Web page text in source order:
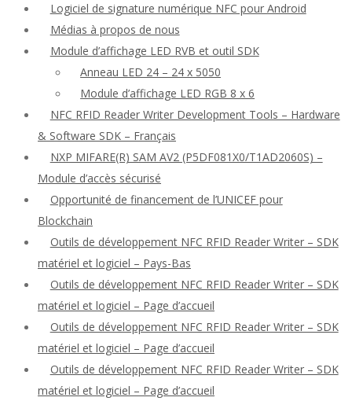
Logiciel de signature numérique NFC pour Android
Médias à propos de nous
Module d’affichage LED RVB et outil SDK
Anneau LED 24 – 24 x 5050
Module d’affichage LED RGB 8 x 6
NFC RFID Reader Writer Development Tools – Hardware
& Software SDK – Français
NXP MIFARE(R) SAM AV2 (P5DF081X0/T1AD2060S) –
Module d’accès sécurisé
Opportunité de financement de l’UNICEF pour
Blockchain
Outils de développement NFC RFID Reader Writer – SDK
matériel et logiciel – Pays-Bas
Outils de développement NFC RFID Reader Writer – SDK
matériel et logiciel – Page d’accueil
Outils de développement NFC RFID Reader Writer – SDK
matériel et logiciel – Page d’accueil
Outils de développement NFC RFID Reader Writer – SDK
matériel et logiciel – Page d’accueil